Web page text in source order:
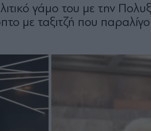
γάμο του με την
με ταξιτζή που